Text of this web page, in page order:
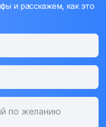
и расскажем, как это